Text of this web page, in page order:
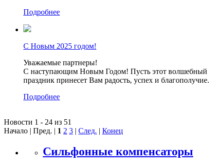
Подробнее
С Новым 2025 годом!
Уважаемые партнеры!
С наступающим Новым Годом! Пусть этот волшебный
праздник принесет Вам радость, успех и благополучие.
Подробнее
Новости 1 - 24 из 51
Начало | Пред. | 1 2 3 | След. | Конец
Сильфонные компенсаторы